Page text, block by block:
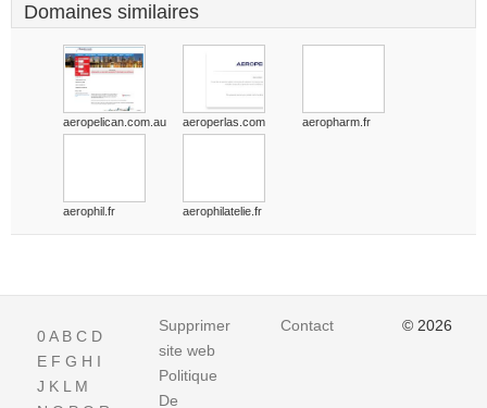
Domaines similaires
aeropelican.com.au aeroperlas.com aeropharm.fr
aerophil.fr aerophilatelie.fr
0A B C D
E F G H I
J K L M
Supprimer
site web
Politique
De
Contact © 2026